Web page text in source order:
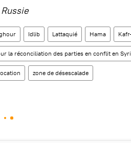
Idlib Lattaquié Hama
la réconciliation des parties en conflit en
zone de désescalade